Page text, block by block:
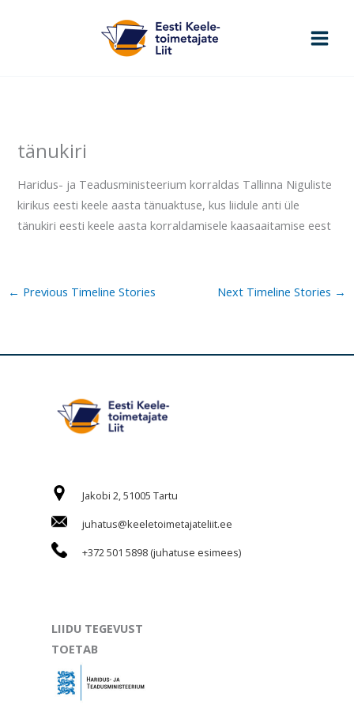
tänukiri
Haridus- ja Teadusministeerium korraldas Tallinna Niguliste
kirikus eesti keele aasta tänuaktuse, kus liidule anti üle
tänukiri eesti keele aasta korraldamisele kaasaaitamise eest
← Previous Timeline Stories Next Timeline Stories →
Jakobi 2, 51005 Tartu
juhatus@keeletoimetajateliit.ee
+372 501 5898 (juhatuse esimees)
LIIDU TEGEVUST
TOETAB